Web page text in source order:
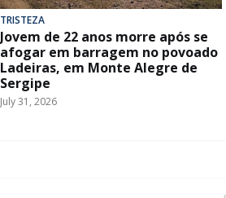
TRISTEZA
Jovem de 22 anos morre após se
afogar em barragem no povoado
Ladeiras, em Monte Alegre de
Sergipe
July 31, 2026